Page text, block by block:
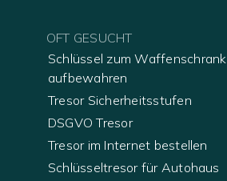
OFT GESUCHT
Schlüssel zum Waffenschrank
aufbewahren
Tresor Sicherheitsstufen
DSGVO Tresor
Tresor im Internet bestellen
Schlüsseltresor für Autohaus